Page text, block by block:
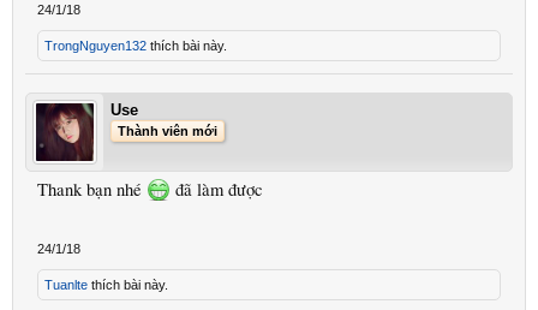
24/1/18
TrongNguyen132 thích bài này.
Use
Thành viên mới
Thank bạn nhé đã làm được
24/1/18
Tuanlte thích bài này.